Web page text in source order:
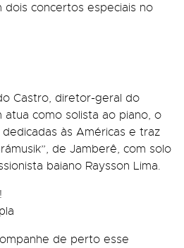
concertos especiais no
Castro, diretor-geral do
atua como solista ao piano, o
às Américas e traz
de Jamberê, com solo
baiano Raysson Lima.
de perto esse